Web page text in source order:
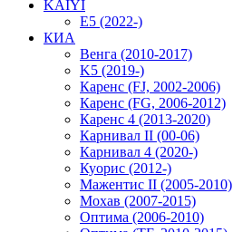
KAIYI
E5 (2022-)
КИА
Венга (2010-2017)
K5 (2019-)
Каренс (FJ, 2002-2006)
Каренс (FG, 2006-2012)
Каренс 4 (2013-2020)
Карнивал II (00-06)
Карнивал 4 (2020-)
Куорис (2012-)
Мажентис II (2005-2010)
Мохав (2007-2015)
Оптима (2006-2010)